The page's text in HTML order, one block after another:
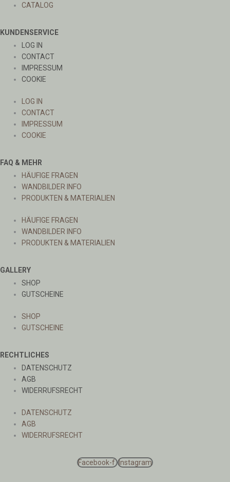
CATALOG
KUNDENSERVICE
LOG IN
CONTACT
IMPRESSUM
COOKIE
LOG IN
CONTACT
IMPRESSUM
COOKIE
FAQ & MEHR
HÄUFIGE FRAGEN
WANDBILDER INFO
PRODUKTEN & MATERIALIEN
HÄUFIGE FRAGEN
WANDBILDER INFO
PRODUKTEN & MATERIALIEN
GALLERY
SHOP
GUTSCHEINE
SHOP
GUTSCHEINE
RECHTLICHES
DATENSCHUTZ
AGB
WIDERRUFSRECHT
DATENSCHUTZ
AGB
WIDERRUFSRECHT
Facebook-f Instagram